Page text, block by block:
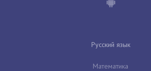
Русский язык
Математика